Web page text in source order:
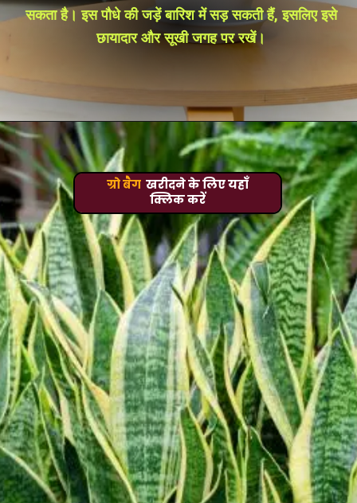
सकता है। इस पौधे की जड़ें बारिश में सड़ सकती हैं, इसलिए इसे
छायादार और सूखी जगह पर रखें।
ग्रो बैग खरीदने के लिए यहाँ
क्लिक करें